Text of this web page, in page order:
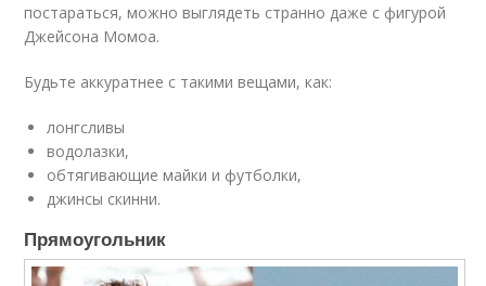
постараться, можно выглядеть странно даже с фигурой
Джейсона Момоа.
Будьте аккуратнее с такими вещами, как:
лонгсливы
водолазки,
обтягивающие майки и футболки,
джинсы скинни.
Прямоугольник